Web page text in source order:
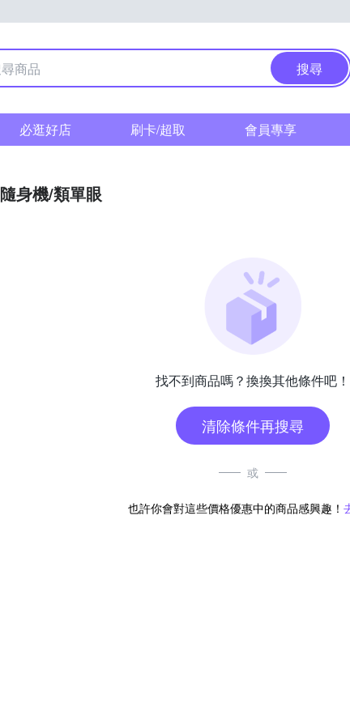
搜尋
必逛好店 刷卡/超取 會員專享
隨身機/類單眼
找不到商品嗎？換換其他條件吧！
清除條件再搜尋
或
也許你會對這些價格優惠中的商品感興趣！